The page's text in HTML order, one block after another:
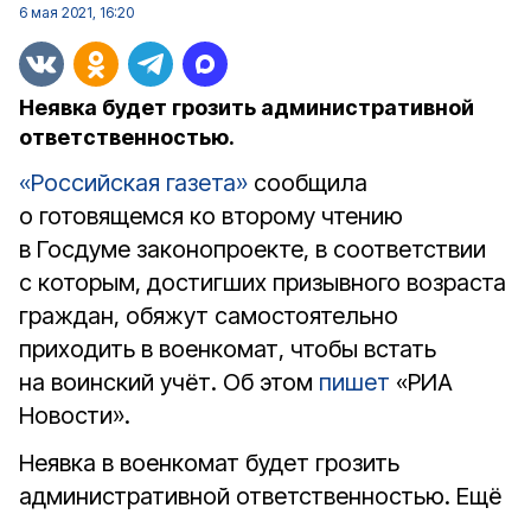
6 мая 2021, 16:20
Неявка будет грозить административной
ответственностью.
«Российская газета» сообщила
о готовящемся ко второму чтению
в Госдуме законопроекте, в соответствии
с которым, достигших призывного возраста
граждан, обяжут самостоятельно
приходить в военкомат, чтобы встать
на воинский учёт. Об этом пишет «РИА
Новости».
Неявка в военкомат будет грозить
административной ответственностью. Ещё